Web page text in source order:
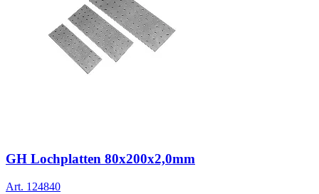
GH Lochplatten 80x200x2,0mm
Art. 124840